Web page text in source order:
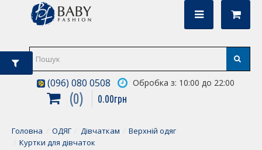
(096) 080 0508 Обробка з: 10:00 до 22:00
0 0.00грн
Головна ОДЯГ Дівчаткам
Верхній одяг
Куртки для дівчаток